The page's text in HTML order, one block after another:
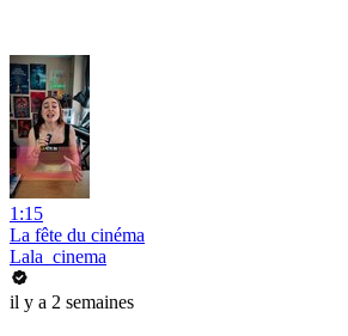
1:15
La fête du cinéma
Lala_cinema
il y a 2 semaines